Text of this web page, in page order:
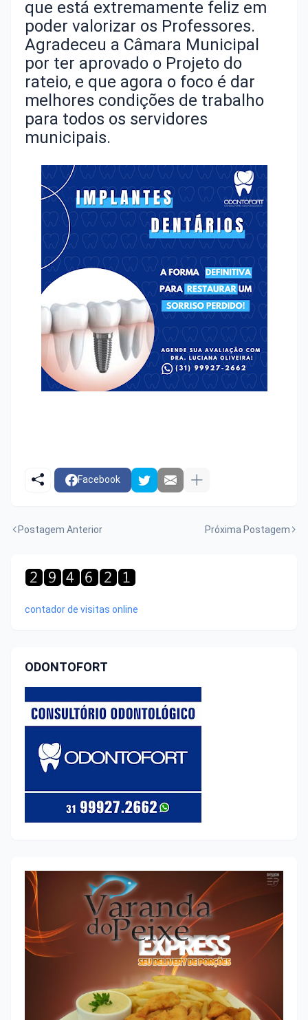
que está extremamente feliz em
poder valorizar os Professores.
Agradeceu a Câmara Municipal
por ter aprovado o Projeto do
rateio, e que agora o foco é dar
melhores condições de trabalho
para todos os servidores
municipais.
Facebook
Postagem Anterior Próxima Postagem
contador de visitas online
ODONTOFORT